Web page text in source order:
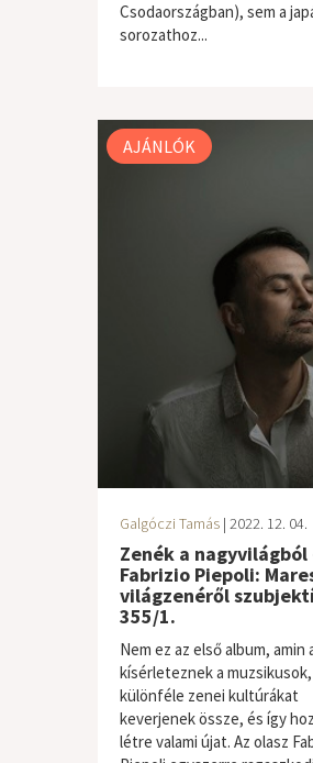
Csodaországban), sem a
sorozathoz...
világzene / folk
AJÁNLÓK
Galgóczi Tamás | 2022. 12. 04.
Zenék a nagyvilágból
Fabrizio Piepoli:
világzenéről
355/1.
Nem ez az első album, amin
kísérleteznek a
különféle zenei kultúrákat
keverjenek össze, és így
létre valami újat. Az olasz